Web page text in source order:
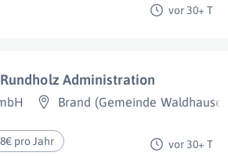
vor 30+ T
Administration
Brand (Gemeinde Waldhausen)
pro Jahr vor 30+ T